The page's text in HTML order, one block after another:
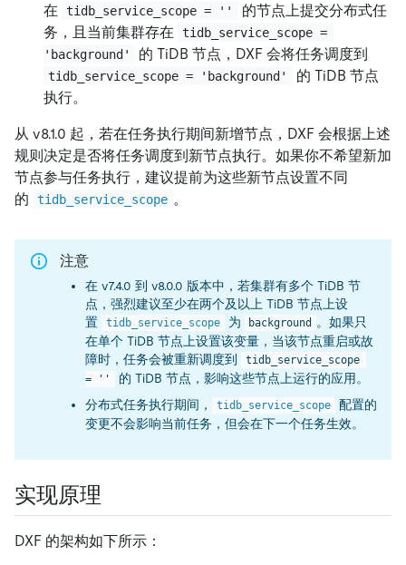
在
tidb_service_scope = ''
的节点上提交分布式任
务，且当前集群存在
tidb_service_scope =
'background'
的 TiDB 节点，DXF 会将任务调度到
tidb_service_scope = 'background'
的 TiDB 节点
执行。
从 v8.1.0 起，若在任务执行期间新增节点，DXF 会根据上述
规则决定是否将任务调度到新节点执行。如果你不希望新加
节点参与任务执行，建议提前为这些新节点设置不同
的
tidb_service_scope 。
注意
在 v7.4.0 到 v8.0.0 版本中，若集群有多个 TiDB 节
点，强烈建议至少在两个及以上 TiDB 节点上设
置
tidb_service_scope 为 background
。如果只
在单个 TiDB 节点上设置该变量，当该节点重启或故
障时，任务会被重新调度到
tidb_service_scope
= ''
的 TiDB 节点，影响这些节点上运行的应用。
分布式任务执行期间，
tidb_service_scope
配置的
变更不会影响当前任务，但会在下一个任务生效。
实现原理
DXF 的架构如下所示：